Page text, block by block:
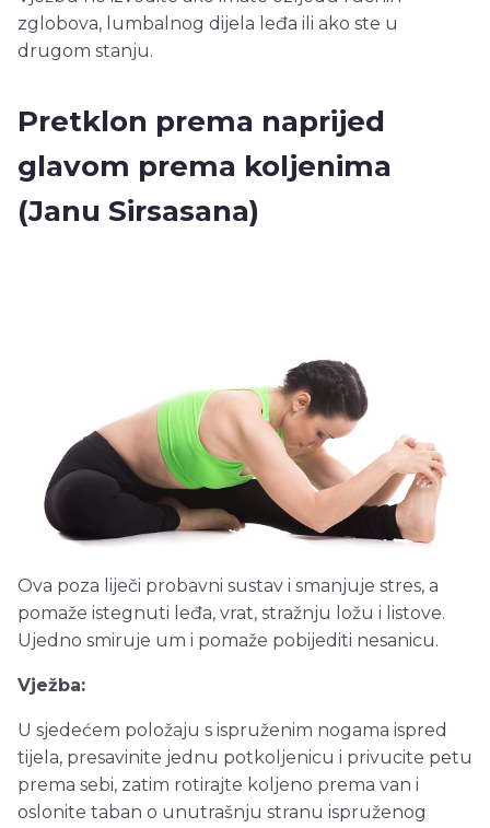
zglobova, lumbalnog dijela leđa ili ako ste u
drugom stanju.
Pretklon prema naprijed
glavom prema koljenima
(Janu Sirsasana)
Ova poza liječi probavni sustav i smanjuje stres, a
pomaže istegnuti leđa, vrat, stražnju ložu i listove.
Ujedno smiruje um i pomaže pobijediti nesanicu.
Vježba:
U sjedećem položaju s ispruženim nogama ispred
tijela, presavinite jednu potkoljenicu i privucite petu
prema sebi, zatim rotirajte koljeno prema van i
oslonite taban o unutrašnju stranu ispruženog